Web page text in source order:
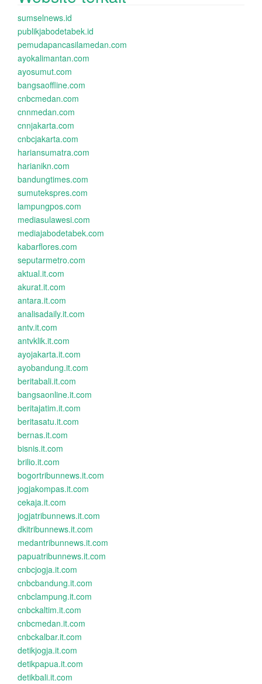
sumselnews.id
publikjabodetabek.id
pemudapancasilamedan.com
ayokalimantan.com
ayosumut.com
bangsaoffline.com
cnbcmedan.com
cnnmedan.com
cnnjakarta.com
cnbcjakarta.com
hariansumatra.com
harianikn.com
bandungtimes.com
sumutekspres.com
lampungpos.com
mediasulawesi.com
mediajabodetabek.com
kabarflores.com
seputarmetro.com
aktual.it.com
akurat.it.com
antara.it.com
analisadaily.it.com
antv.it.com
antvklik.it.com
ayojakarta.it.com
ayobandung.it.com
beritabali.it.com
bangsaonline.it.com
beritajatim.it.com
beritasatu.it.com
bernas.it.com
bisnis.it.com
brilio.it.com
bogortribunnews.it.com
jogjakompas.it.com
cekaja.it.com
jogjatribunnews.it.com
dkitribunnews.it.com
medantribunnews.it.com
papuatribunnews.it.com
cnbcjogja.it.com
cnbcbandung.it.com
cnbclampung.it.com
cnbckaltim.it.com
cnbcmedan.it.com
cnbckalbar.it.com
detikjogja.it.com
detikpapua.it.com
detikbali.it.com